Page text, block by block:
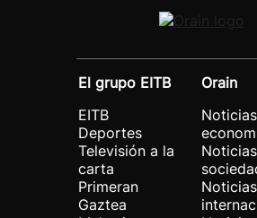
El grupo EITB
EITB
Deportes
Televisión a la
carta
Primeran
Gaztea
Orain
Noticias